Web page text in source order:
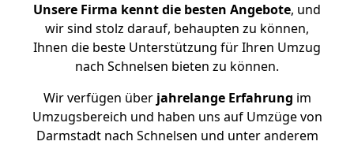
Unsere Firma kennt die besten Angebote, und
wir sind stolz darauf, behaupten zu können,
Ihnen die beste Unterstützung für Ihren Umzug
nach Schnelsen bieten zu können.
Wir verfügen überjahrelange Erfahrung im
Umzugsbereich und haben uns auf Umzüge von
Darmstadt nach Schnelsen und unter anderem